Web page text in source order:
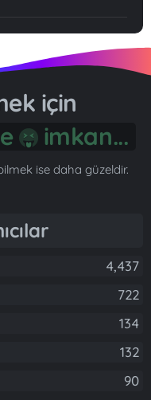
için
imkan...
ise daha güzeldir.
4,437
722
134
132
90